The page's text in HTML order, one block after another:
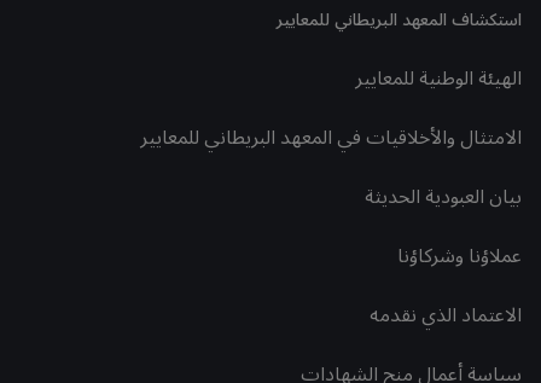
استكشاف المعهد البريطاني للمعايير
الهيئة الوطنية للمعايير
الامتثال والأخلاقيات في المعهد البريطاني للمعايير
بيان العبودية الحديثة
عملاؤنا وشركاؤنا
الاعتماد الذي نقدمه
سياسة أعمال منح الشهادات